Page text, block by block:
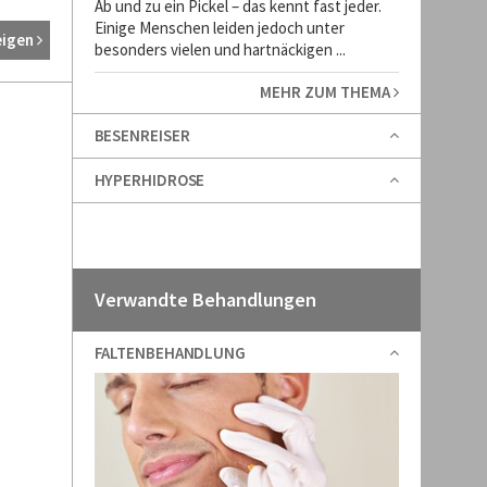
Ab und zu ein Pickel – das kennt fast jeder.
Einige Menschen leiden jedoch unter
besonders vielen und hartnäckigen ...
MEHR ZUM THEMA
BESENREISER
HYPERHIDROSE
Verwandte Behandlungen
FALTENBEHANDLUNG